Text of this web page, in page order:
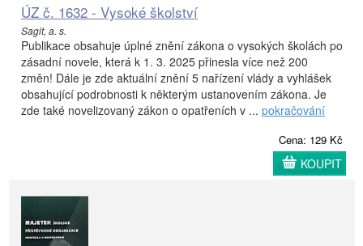
ÚZ č. 1632 - Vysoké školství
Sagit, a. s.
Publikace obsahuje úplné znění zákona o vysokých školách po
zásadní novele, která k 1. 3. 2025 přinesla více než 200
změn! Dále je zde aktuální znění 5 nařízení vlády a vyhlášek
obsahující podrobnosti k některým ustanovením zákona. Je
zde také novelizovaný zákon o opatřeních v ... pokračování
Cena: 129 Kč
KOUPIT